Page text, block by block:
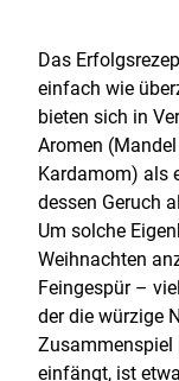
Das
einfach wie
bieten sich in
Aromen
Kardamom) als
dessen Geruch
Um solche
Weihnachten
Feingespür –
der die würzige
Zusammenspiel
einfängt, ist